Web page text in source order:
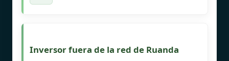
Inversor fuera de la red de Ruanda